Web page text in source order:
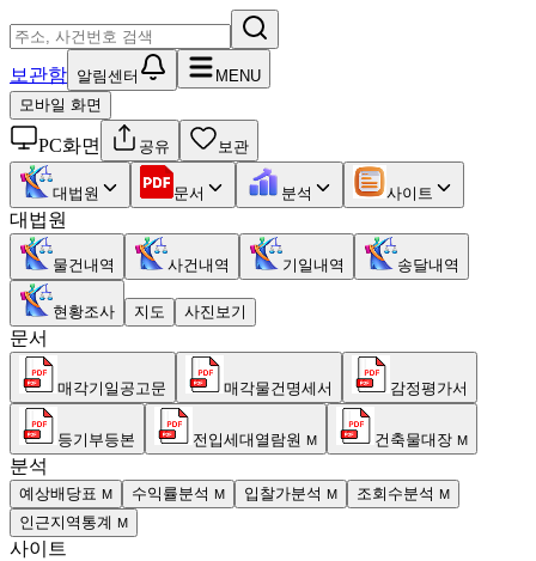
보관함 알림센터
MENU
모바일 화면
PC화면 공유 보관
대법원 문서 분석 사이트
대법원
물건내역 사건내역 기일내역 송달내역
현황조사 지도 사진보기
문서
매각기일공고문 매각물건명세서 감정평가서
등기부등본 전입세대열람원 M 건축물대장 M
분석
예상배당표 M 수익률분석 M 입찰가분석 M 조회수분석 M
인근지역통계 M
사이트